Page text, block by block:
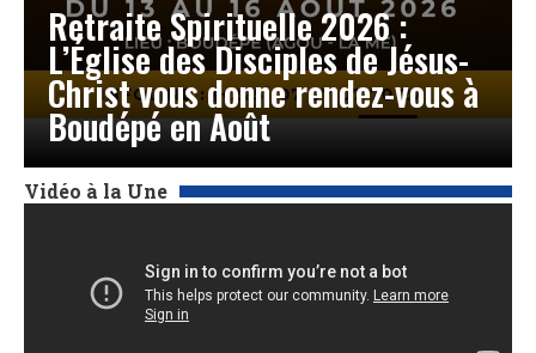
Retraite Spirituelle 2026 :
L’Église des Disciples de Jésus-
Christ vous donne rendez-vous à
Boudépé en Août
Vidéo à la Une